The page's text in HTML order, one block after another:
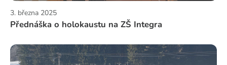
3. března 2025
Přednáška o holokaustu na ZŠ Integra